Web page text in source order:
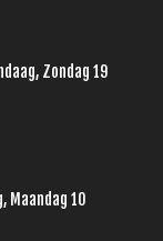
Zondag 19
Maandag 10